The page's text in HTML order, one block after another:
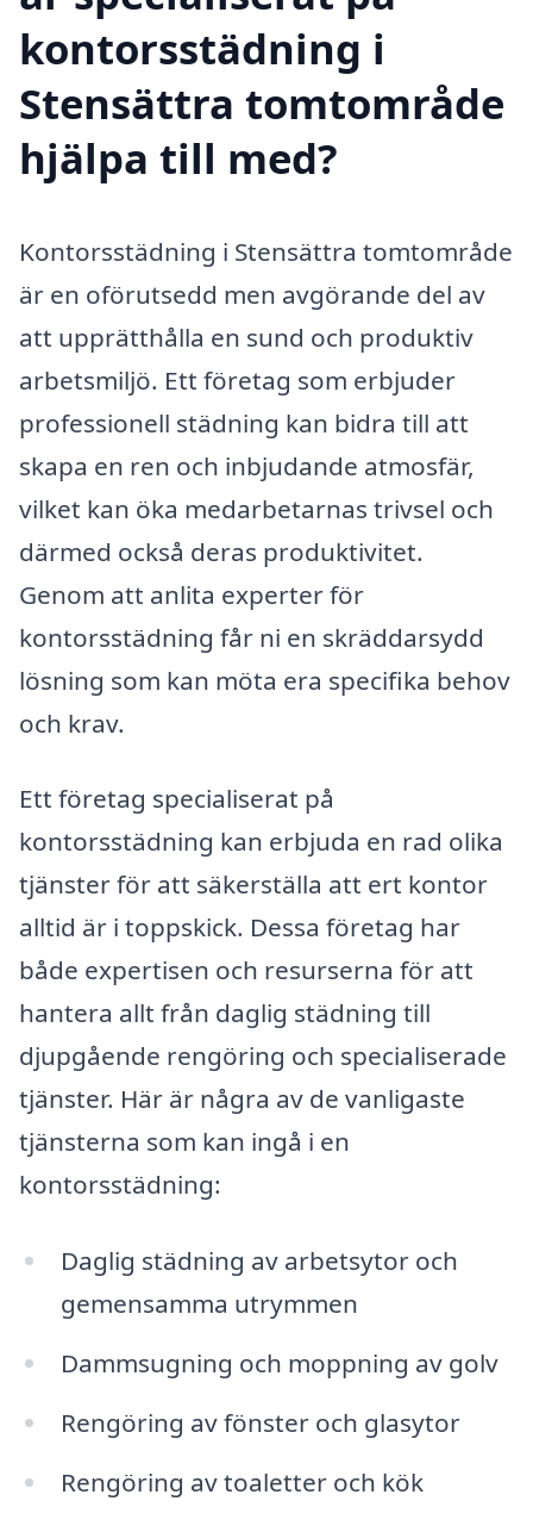
kontorsstädning i
Stensättra tomtområde
hjälpa till med?
Kontorsstädning i Stensättra tomtområde
är en oförutsedd men avgörande del av
att upprätthålla en sund och produktiv
arbetsmiljö. Ett företag som erbjuder
professionell städning kan bidra till att
skapa en ren och inbjudande atmosfär,
vilket kan öka medarbetarnas trivsel och
därmed också deras produktivitet.
Genom att anlita experter för
kontorsstädning får ni en skräddarsydd
lösning som kan möta era specifika behov
och krav.
Ett företag specialiserat på
kontorsstädning kan erbjuda en rad olika
tjänster för att säkerställa att ert kontor
alltid är i toppskick. Dessa företag har
både expertisen och resurserna för att
hantera allt från daglig städning till
djupgående rengöring och specialiserade
tjänster. Här är några av de vanligaste
tjänsterna som kan ingå i en
kontorsstädning:
Daglig städning av arbetsytor och
gemensamma utrymmen
Dammsugning och moppning av golv
Rengöring av fönster och glasytor
Rengöring av toaletter och kök